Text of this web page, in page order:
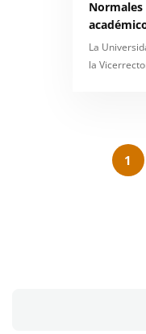
La
la
1